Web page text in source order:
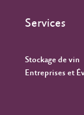
Services
Stockage de vin
Entreprises et